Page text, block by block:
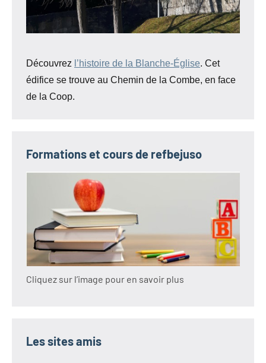
Découvrez l’histoire de la Blanche-Église. Cet
édifice se trouve au Chemin de la Combe, en face
de la Coop.
Formations et cours de refbejuso
Cliquez sur l’image pour en savoir plus
Les sites amis